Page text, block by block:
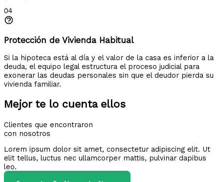
04
Protección de Vivienda Habitual
Si la hipoteca está al día y el valor de la casa es inferior a la
deuda, el equipo legal estructura el proceso judicial para
exonerar las deudas personales sin que el deudor pierda su
vivienda familiar.
Mejor te lo cuenta ellos
Clientes que encontraron
con nosotros
Lorem ipsum dolor sit amet, consectetur adipiscing elit. Ut
elit tellus, luctus nec ullamcorper mattis, pulvinar dapibus
leo.